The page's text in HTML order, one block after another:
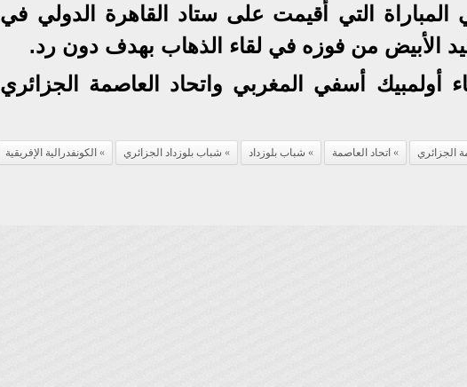
التي أقيمت على ستاد القاهرة الدولي في
الأبيض من فوزه في لقاء الذهاب بهدف دون رد.
أولمبيك أسفي المغربي واتحاد العاصمة الجزائري
الجزائري اتحاد العاصمة شباب بلوزداد شباب بلوزداد الجزائري
الكونفدرالية الإفريقية